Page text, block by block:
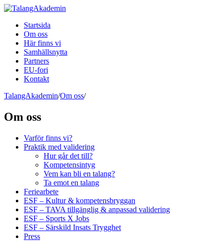
Skip
contentStartsida
Om oss
Här finns vi
Samhällsnytta
Partners
EU-fori
Kontakt
TalangAkademin/Om oss/
Om oss
Varför finns vi?
Praktik med validering
Hur går det till?
Kompetensintyg
Vem kan bli en talang?
Ta emot en talang
Feriearbete
ESF – Kultur & kompetensbryggan
ESF – TAVA tillgänglig & anpassad validering
ESF – Sports X Jobs
ESF – Särskild Insats Trygghet
Press